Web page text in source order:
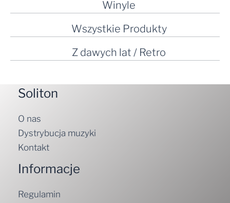
Winyle
Wszystkie Produkty
Z dawych lat / Retro
Soliton
O nas
Dystrybucja muzyki
Kontakt
Informacje
Regulamin